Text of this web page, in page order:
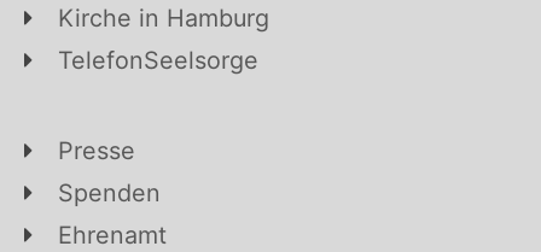
Kirche in Hamburg
TelefonSeelsorge
Presse
Spenden
Ehrenamt